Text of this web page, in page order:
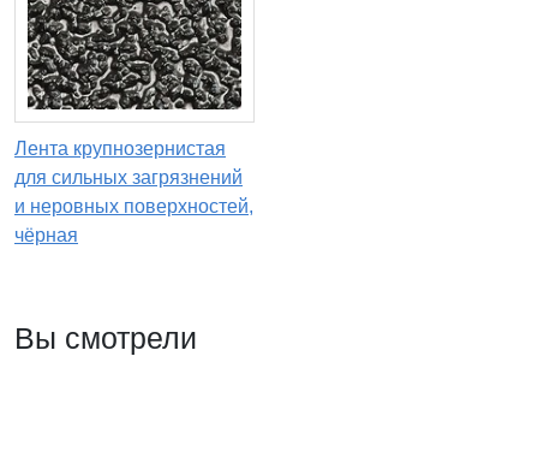
Лента крупнозернистая
для сильных загрязнений
и неровных поверхностей,
чёрная
Вы смотрели